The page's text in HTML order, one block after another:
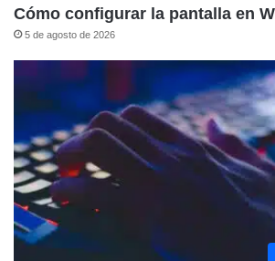
Cómo configurar la pantalla en
5 de agosto de 2026